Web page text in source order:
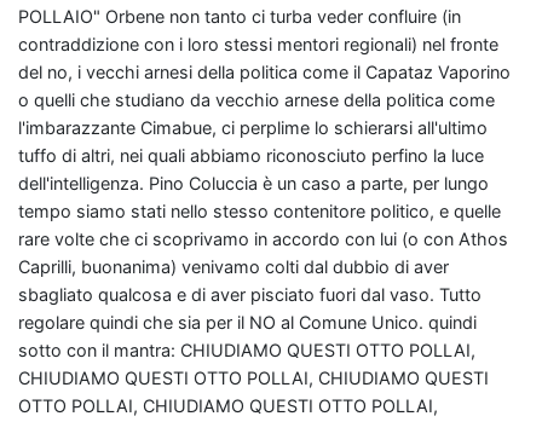
POLLAIO" Orbene non tanto ci turba veder confluire (in
contraddizione con i loro stessi mentori regionali) nel fronte
del no, i vecchi arnesi della politica come il Capataz Vaporino
o quelli che studiano da vecchio arnese della politica come
l'imbarazzante Cimabue, ci perplime lo schierarsi all'ultimo
tuffo di altri, nei quali abbiamo riconosciuto perfino la luce
dell'intelligenza. Pino Coluccia è un caso a parte, per lungo
tempo siamo stati nello stesso contenitore politico, e quelle
rare volte che ci scoprivamo in accordo con lui (o con Athos
Caprilli, buonanima) venivamo colti dal dubbio di aver
sbagliato qualcosa e di aver pisciato fuori dal vaso. Tutto
regolare quindi che sia per il NO al Comune Unico. quindi
sotto con il mantra: CHIUDIAMO QUESTI OTTO POLLAI,
CHIUDIAMO QUESTI OTTO POLLAI, CHIUDIAMO QUESTI
OTTO POLLAI, CHIUDIAMO QUESTI OTTO POLLAI,